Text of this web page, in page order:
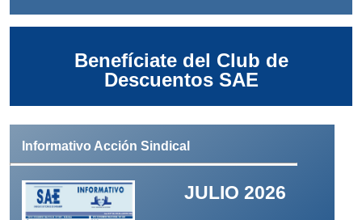
Benefíciate del Club de
Descuentos SAE
Informativo Acción Sindical
JULIO 2026